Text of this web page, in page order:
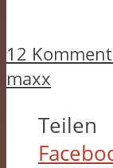
12
maxx
Teilen